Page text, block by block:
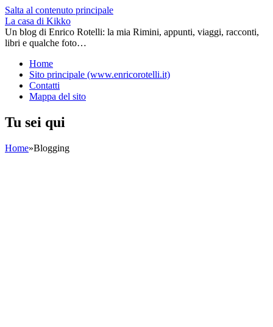
Salta al contenuto principale
La casa di Kikko
Un blog di Enrico Rotelli: la mia Rimini, appunti, viaggi, racconti,
libri e qualche foto…
Home
Sito principale (www.enricorotelli.it)
Contatti
Mappa del sito
Tu sei qui
Home»Blogging